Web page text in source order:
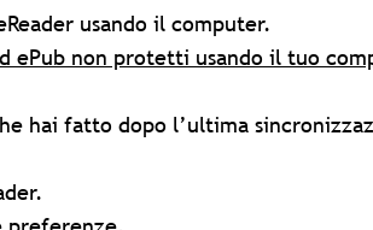
usando il computer.
ePub non protetti usando il tuo
hai fatto dopo l’ultima